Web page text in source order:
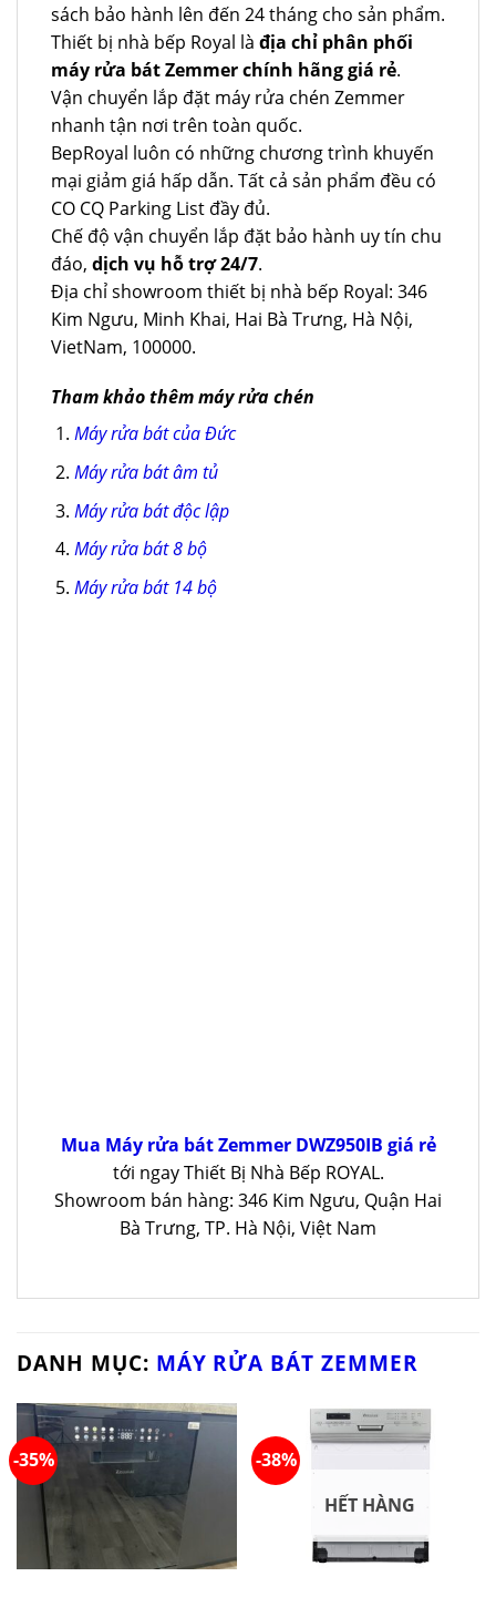
sách bảo hành lên đến 24 tháng cho sản phẩm.
Thiết bị nhà bếp Royal là địa chỉ phân phối
máy rửa bát Zemmer chính hãng giá rẻ.
Vận chuyển lắp đặt máy rửa chén Zemmer
nhanh tận nơi trên toàn quốc.
BepRoyal luôn có những chương trình khuyến
mại giảm giá hấp dẫn. Tất cả sản phẩm đều có
CO CQ Parking List đầy đủ.
Chế độ vận chuyển lắp đặt bảo hành uy tín chu
đáo, dịch vụ hỗ trợ 24/7.
Địa chỉ showroom thiết bị nhà bếp Royal: 346
Kim Ngưu, Minh Khai, Hai Bà Trưng, Hà Nội,
VietNam, 100000.
Tham khảo thêm máy rửa chén
Máy rửa bát của Đức
Máy rửa bát âm tủ
Máy rửa bát độc lập
Máy rửa bát 8 bộ
Máy rửa bát 14 bộ
Mua Máy rửa bát Zemmer DWZ950IB giá rẻ
tới ngay Thiết Bị Nhà Bếp ROYAL.
Showroom bán hàng: 346 Kim Ngưu, Quận Hai
Bà Trưng, TP. Hà Nội, Việt Nam
DANH MỤC: MÁY RỬA BÁT ZEMMER
-35%
-38%
HẾT HÀNG